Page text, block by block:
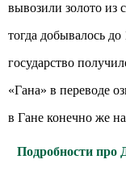
вывозили золото из
тогда добывалось
государство
«Гана» в переводе
в Гане конечно же
Подробности про